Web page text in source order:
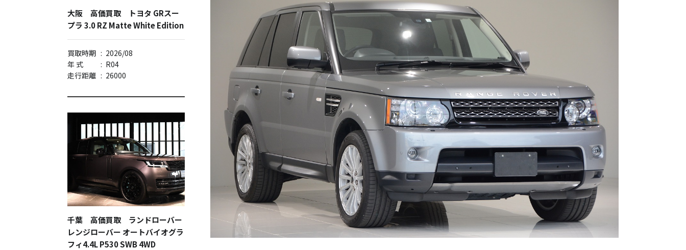
大阪 高価買取 トヨタ GRスー
プラ 3.0 RZ Matte White Edition
買取時期 : 2026/08
年 式
: R04
走行距離 : 26000
千葉 高価買取 ランドローバー
レンジローバー オートバイオグラ
フィ4.4L P530 SWB 4WD